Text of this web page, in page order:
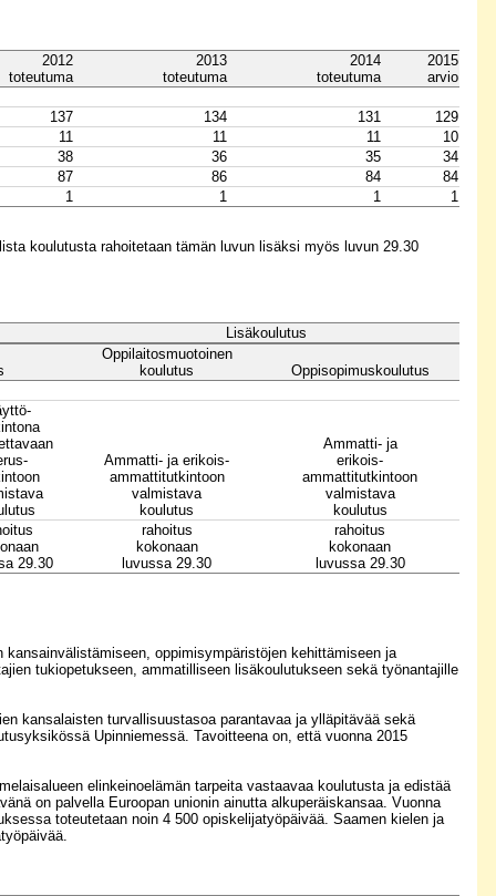
2012
toteutuma
2013
toteutuma
2014
toteutuma
2015
arvio
137 134 131
129
11
11 11
10
38
36 35
34
87
86 84
84
1
1 1 1
koulutusta rahoitetaan tämän luvun lisäksi myös luvun 29.30
Lisäkoulutus
Oppilaitosmuotoinen
koulutus
Oppisopimuskoulutus
Ammatti- ja erikois-
ammattitutkintoon
valmistava
koulutus
Ammatti- ja
erikois-
ammattitutkintoon
valmistava
koulutus
29.30
rahoitus
kokonaan
luvussa 29.30
rahoitus
kokonaan
luvussa 29.30
oppimisympäristöjen kehittämiseen ja
tukiopetukseen, ammatilliseen lisäkoulutukseen sekä työnantajille
kansalaisten turvallisuustasoa parantavaa ja ylläpitävää sekä
Upinniemessä. Tavoitteena on, että vuonna 2015
elinkeinoelämän tarpeita vastaavaa koulutusta ja edistää
on palvella Euroopan unionin ainutta alkuperäiskansaa. Vuonna
toteutetaan noin 4 500 opiskelijatyöpäivää. Saamen kielen ja